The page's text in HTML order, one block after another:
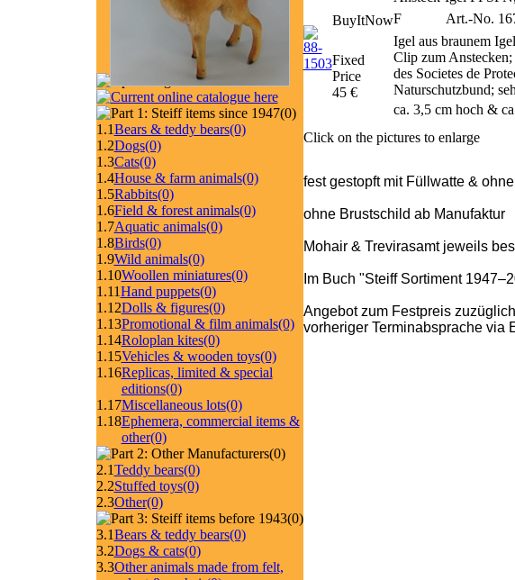
(0)
1.1Bears & teddy bears(0)
1.2Dogs(0)
1.3Cats(0)
1.4House & farm animals(0)
1.5Rabbits(0)
1.6Field & forest animals(0)
1.7Aquatic animals(0)
1.8Birds(0)
1.9Wild animals(0)
1.10Woollen miniatures(0)
1.11Hand puppets(0)
1.12Dolls & figures(0)
1.13Promotional & film animals(0)
1.14Roloplan kites(0)
1.15Vehicles & wooden toys(0)
1.16Replicas, limited & special
editions(0)
1.17Miscellaneous lots(0)
1.18Ephemera, commercial items &
other(0)
(0)
2.1Teddy bears(0)
2.2Stuffed toys(0)
2.3Other(0)
(0)
3.1Bears & teddy bears(0)
3.2Dogs & cats(0)
3.3Other animals made from felt,
F
Art.-No.
Igel aus braunem
Clip zum
des Societes de
Naturschutzbund;
ca. 3,5 cm hoch &
BuyItNow
Fixed
Price
45 €
Click on the pictures to enlarge
fest gestopft mit Füllwatte &
ohne Brustschild ab Manufaktur
Mohair & Trevirasamt jeweils
Im Buch "Steiff Sortiment
Angebot zum Festpreis
vorheriger Terminabsprache via